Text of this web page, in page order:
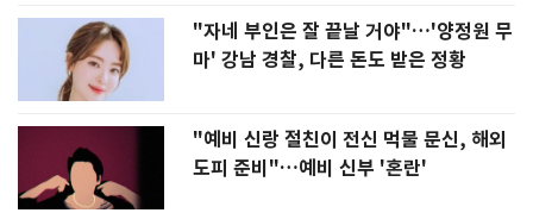
"자네 부인은 잘 끝날 거야"…'양정원 무
마' 강남 경찰, 다른 돈도 받은 정황
"예비 신랑 절친이 전신 먹물 문신, 해외
도피 준비"…예비 신부 '혼란'